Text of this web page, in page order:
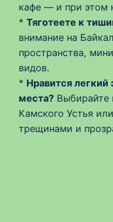
кафе — и при этом
* Тяготеете к
внимание на
пространства,
видов.
* Нравится
места? Выбирайте
Камского Устья
трещинами и